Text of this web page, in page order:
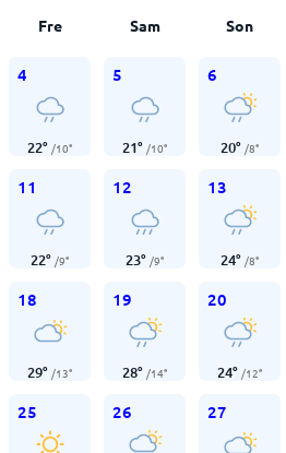
Fre Sam Son
4
22° /10°
5
21° /10°
6
20° /8°
11
22° /9°
12
23° /9°
13
24° /8°
18
29° /13°
19
28° /14°
20
24° /12°
25 26 27